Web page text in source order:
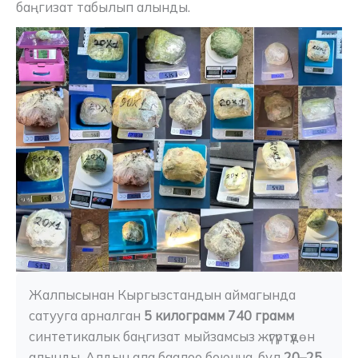
баңгизат табылып алынды.
Жалпысынан Кыргызстандын аймагында
сатууга арналган
синтетикалык баңгизат мыйзамсыз жүгүртүүдөн